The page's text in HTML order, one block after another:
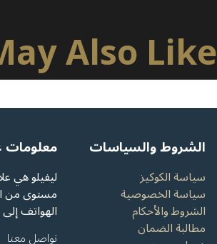
Also Like
الشروط والسياسات
سياسة الكوكيز
سياسة الخصوصية
الشروط والأحكام
مطالبة الضمان
معلومات
ليفيلو هي
مستوى من
الهواتف
تواصل معنا